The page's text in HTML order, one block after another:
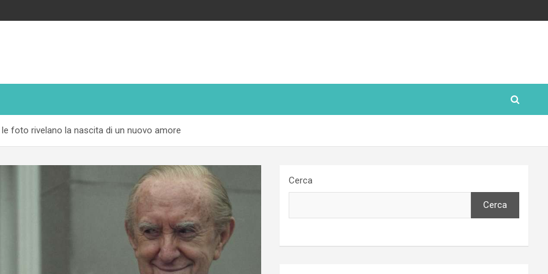
foto rivelano la nascita di un nuovo amore
Cerca
Cerca